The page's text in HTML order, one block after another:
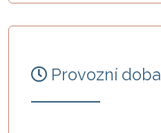
Provozní doba